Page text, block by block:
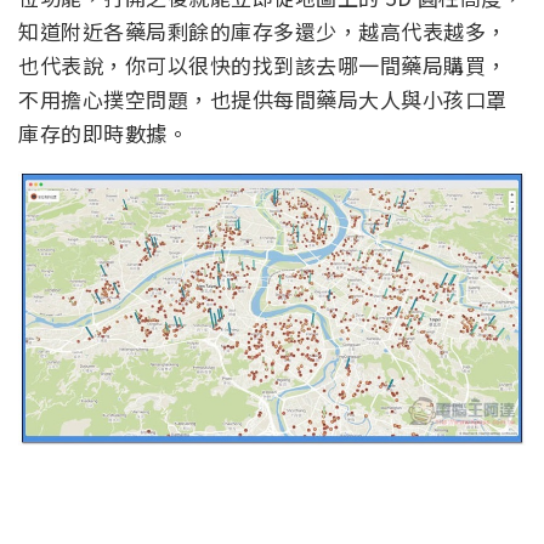
知道附近各藥局剩餘的庫存多還少，越高代表越多，
也代表說，你可以很快的找到該去哪一間藥局購買，
不用擔心撲空問題，也提供每間藥局大人與小孩口罩
庫存的即時數據。